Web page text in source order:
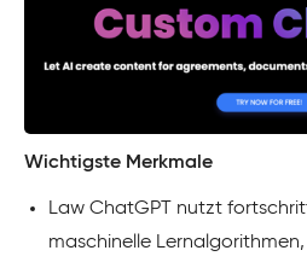
Wichtigste Merkmale
Law ChatGPT nutzt
maschinelle